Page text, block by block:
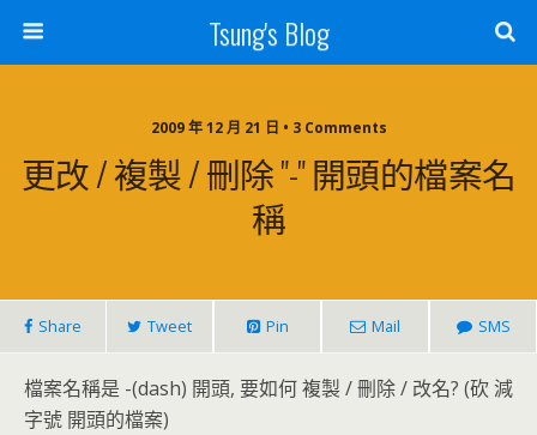
Tsung's Blog
2009 年 12 月 21 日 • 3 Comments
更改 / 複製 / 刪除 "-" 開頭的檔案名
稱
Share Tweet Pin Mail SMS
檔案名稱是 -(dash) 開頭, 要如何 複製 / 刪除 / 改名? (砍 減
字號 開頭的檔案)